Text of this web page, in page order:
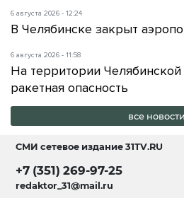
6 августа 2026 - 12:24
В Челябинске закрыт
6 августа 2026 - 11:58
На территории
ракетная опасность
все новости
СМИ сетевое издание31TV.RU
+7 (351) 269-97-25
redaktor_31@mail.ru